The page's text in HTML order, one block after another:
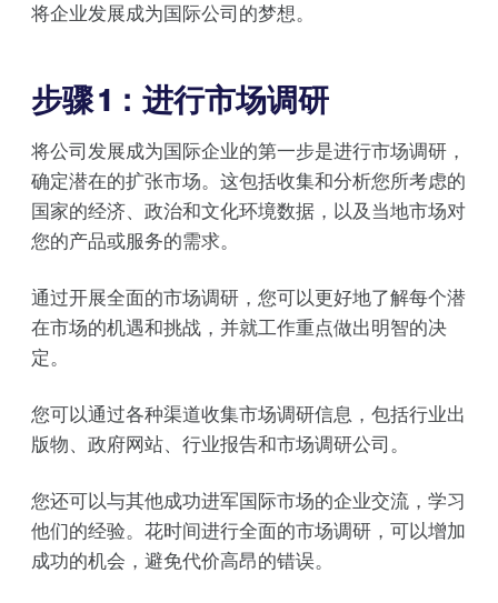
将企业发展成为国际公司的梦想。
步骤 1：进行市场调研
将公司发展成为国际企业的第一步是进行市场调研，
确定潜在的扩张市场。这包括收集和分析您所考虑的
国家的经济、政治和文化环境数据，以及当地市场对
您的产品或服务的需求。
通过开展全面的市场调研，您可以更好地了解每个潜
在市场的机遇和挑战，并就工作重点做出明智的决
定。
您可以通过各种渠道收集市场调研信息，包括行业出
版物、政府网站、行业报告和市场调研公司。
您还可以与其他成功进军国际市场的企业交流，学习
他们的经验。花时间进行全面的市场调研，可以增加
成功的机会，避免代价高昂的错误。